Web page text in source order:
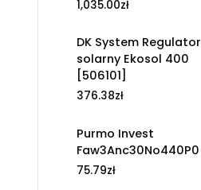
1,035.00zł
DK System Regulator
solarny Ekosol 400
[506101]
376.38zł
Purmo Invest
Faw3Anc30No440P0
75.79zł